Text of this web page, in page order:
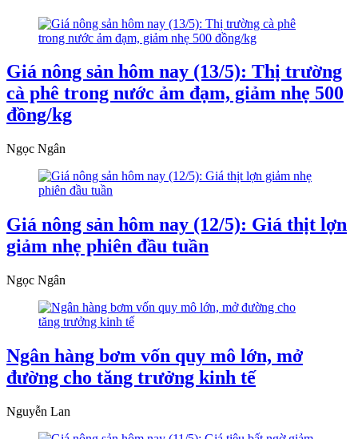
Giá nông sản hôm nay (13/5): Thị trường
cà phê trong nước ảm đạm, giảm nhẹ 500
đồng/kg
Ngọc Ngân
Giá nông sản hôm nay (12/5): Giá thịt lợn
giảm nhẹ phiên đầu tuần
Ngọc Ngân
Ngân hàng bơm vốn quy mô lớn, mở
đường cho tăng trưởng kinh tế
Nguyễn Lan